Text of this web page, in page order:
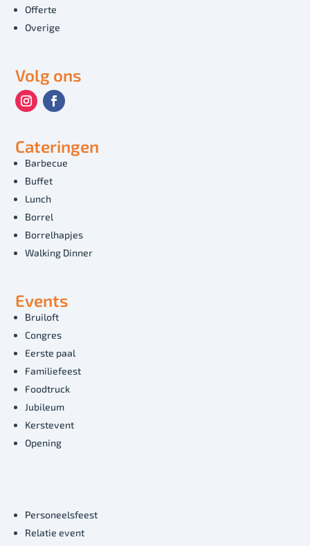
Offerte
Overige
Volg ons
Cateringen
Barbecue
Buffet
Lunch
Borrel
Borrelhapjes
Walking Dinner
Events
Bruiloft
Congres
Eerste paal
Familiefeest
Foodtruck
Jubileum
Kerstevent
Opening
Personeelsfeest
Relatie event